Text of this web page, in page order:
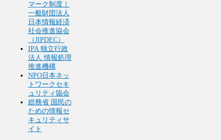
マーク制度｜
一般財団法人
日本情報経済
社会推進協会
（JIPDEC）
IPA 独立行政
法人 情報処理
推進機構
NPO日本ネッ
トワークセキ
ュリティ協会
総務省 国民の
ための情報セ
キュリティサ
イト